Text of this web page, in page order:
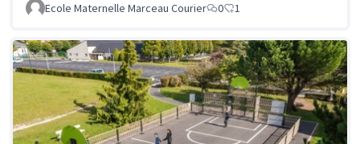
Ecole Maternelle Marceau Courier
0 1